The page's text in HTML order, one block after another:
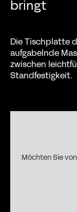
bringt
Die Tischplatte
aufgabelnde
zwischen
Standfestigkeit.
Möchten Sie von